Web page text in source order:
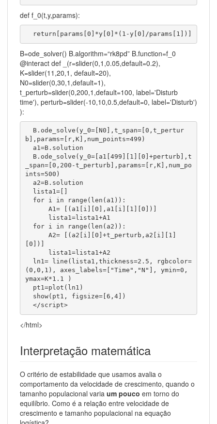
def f_0(t,y,params):
  return[params[0]*y[0]*(1-y[0]/params[1])]
B=ode_solver() B.algorithm=“rk8pd” B.function=f_0
@interact def _(r=slider(0,1,0.05,default=0.2),
K=slider(11,20,1, default=20),
N0=slider(0,30,1,default=1),
t_perturb=slider(0,200,1,default=100, label='Disturb
time'), perturb=slider(-10,10,0.5,default=0, label='Disturb')
):
b],params=[r,K],num_points=499)
_span=[0,200-t_perturb],params=[r,K],num_po
ints=500)
[0])]
(0,0,1), axes_labels=["Time","N"], ymin=0,
ymax=K*1.1 )
  </script>
</html>
Interpretação matemática
O critério de estabilidade que usamos avalia o
comportamento da velocidade de crescimento, quando o
tamanho populacional varia um pouco em torno do
equilíbrio. Como é a relação entre velocidade de
crescimento e tamanho populacional na equação